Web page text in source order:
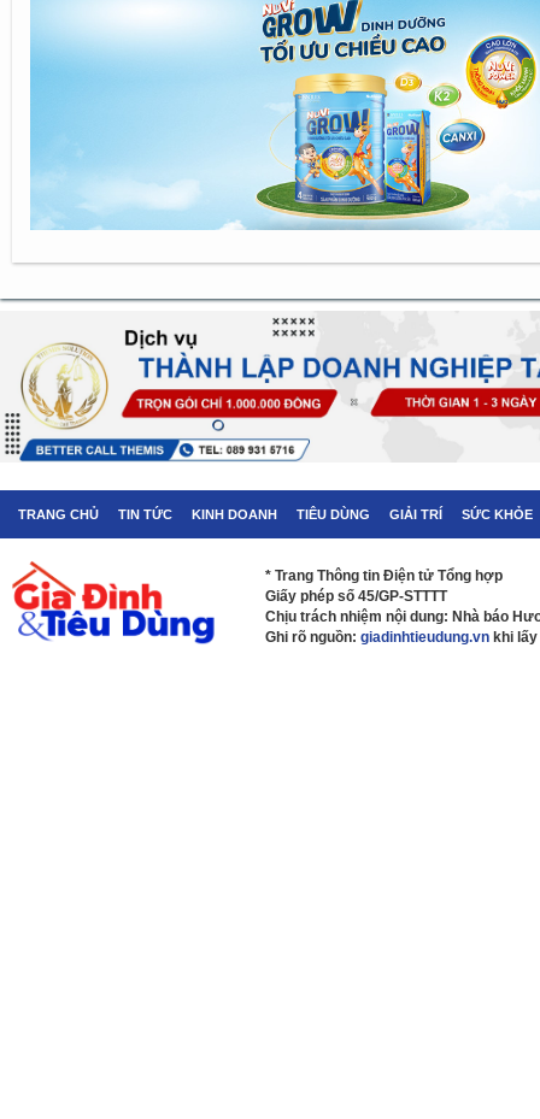
TRANG CHỦ TIN TỨC KINH DOANH TIÊU DÙNG GIẢI TRÍ SỨC KHỎE
* Trang Thông tin Điện tử Tổng hợp
Giấy phép số 45/GP-STTTT
Chịu trách nhiệm nội dung: Nhà báo
Ghi rõ nguồn: giadinhtieudung.vn khi